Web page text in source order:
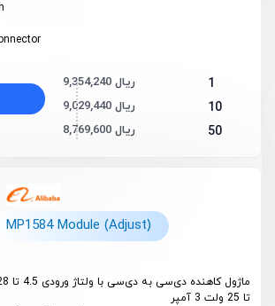
1 9,354,240 ریال
10 9,029,440 ریال
50 8,769,600 ریال
MP1584 Module (Adjust)
تا 25 ولت 3 آمپر